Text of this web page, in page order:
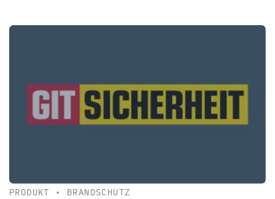
PRODUKT • BRANDSCHUTZ